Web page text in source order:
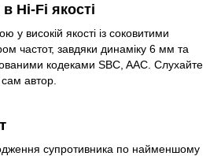
Hi-Fi якості
у високій якості із соковитими
частот, завдяки динаміку 6 мм та
кодеками SBC, AAC. Слухайте
автор.
супротивника по найменшому